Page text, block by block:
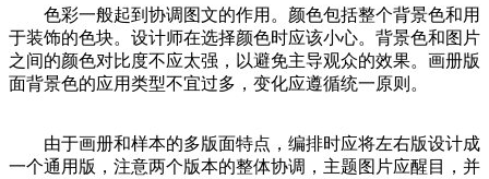
色彩一般起到协调图文的作用。颜色包括整个背景色和用
于装饰的色块。设计师在选择颜色时应该小心。背景色和图片
之间的颜色对比度不应太强，以避免主导观众的效果。画册版
面背景色的应用类型不宜过多，变化应遵循统一原则。
由于画册和样本的多版面特点，编排时应将左右版设计成
一个通用版，注意两个版本的整体协调，主题图片应醒目，并